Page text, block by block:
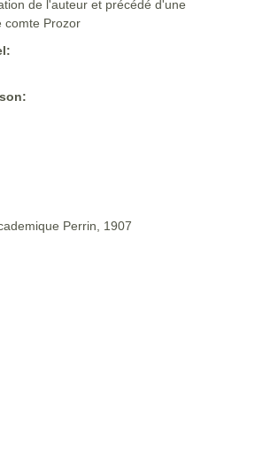
de l'auteur et précédé d'une
comte Prozor
Perrin, 1907